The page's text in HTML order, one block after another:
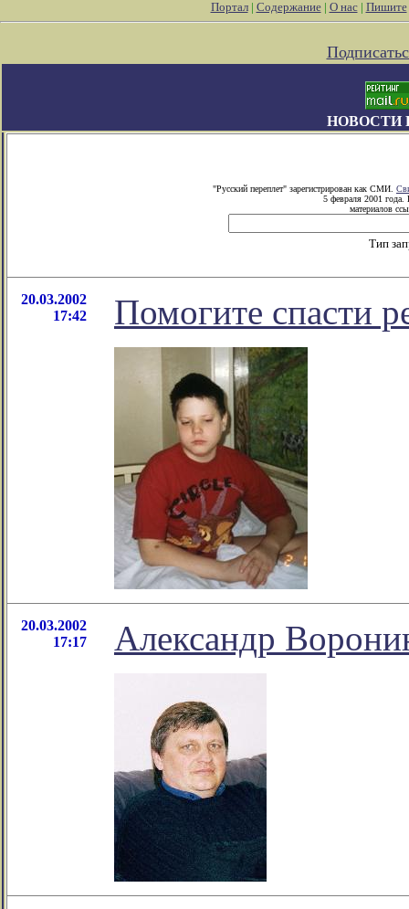
Портал| Содержание| О нас| Пишите
НОВОСТИ
"Русский переплет" зарегистрирован как СМИ.
5 февраля 2001 года.
материалов
Тип
20.03.2002
17:42
Помогите спасти
20.03.2002
17:17
Александр